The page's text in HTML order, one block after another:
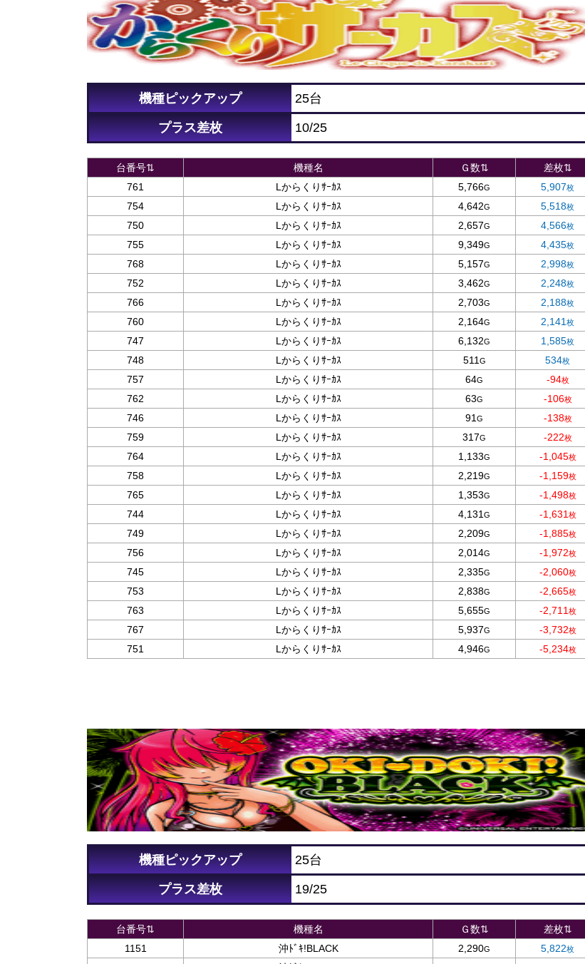
機種ピックアップ 25台
プラス差枚 10/25
台番号⇅ 機種名 Ｇ数⇅
差枚⇅
761
Lからくりｻｰｶｽ 5,766
5,907
754
Lからくりｻｰｶｽ 4,642
5,518
750
Lからくりｻｰｶｽ 2,657
4,566
755
Lからくりｻｰｶｽ 9,349
4,435
768
Lからくりｻｰｶｽ 5,157
2,998
752
Lからくりｻｰｶｽ 3,462
2,248
766
Lからくりｻｰｶｽ 2,703
2,188
760
Lからくりｻｰｶｽ 2,164
2,141
747
Lからくりｻｰｶｽ 6,132
1,585
748
Lからくりｻｰｶｽ 511
534
757
Lからくりｻｰｶｽ 64
-94
762
Lからくりｻｰｶｽ 63
-106
746
Lからくりｻｰｶｽ 91
-138
759
Lからくりｻｰｶｽ 317
-222
764
Lからくりｻｰｶｽ 1,133
-1,045
758
Lからくりｻｰｶｽ 2,219
-1,159
765
Lからくりｻｰｶｽ 1,353
-1,498
744
Lからくりｻｰｶｽ 4,131
-1,631
749
Lからくりｻｰｶｽ 2,209
-1,885
756
Lからくりｻｰｶｽ 2,014
-1,972
745
Lからくりｻｰｶｽ 2,335
-2,060
753
Lからくりｻｰｶｽ 2,838
-2,665
763
Lからくりｻｰｶｽ 5,655
-2,711
767
Lからくりｻｰｶｽ 5,937
-3,732
751
Lからくりｻｰｶｽ 4,946 -5,234
機種ピックアップ 25台
プラス差枚 19/25
台番号⇅ 機種名 Ｇ数⇅
差枚⇅
1151
沖ﾄﾞｷ!BLACK 2,290
5,822